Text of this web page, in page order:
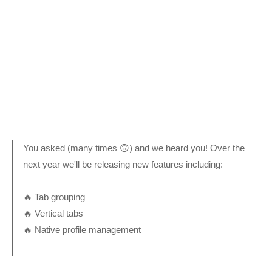
You asked (many times 🙃) and we heard you! Over the
next year we'll be releasing new features including:
🔥 Tab grouping
🔥 Vertical tabs
🔥 Native profile management